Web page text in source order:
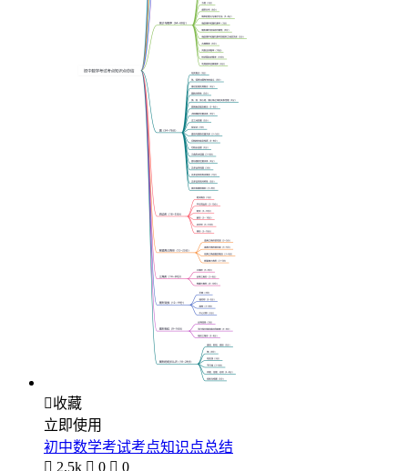
收藏
立即使用
初中数学考试考点知识点总结
 2.5k  0  0